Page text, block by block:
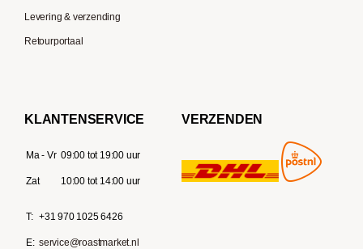
Levering & verzending
Retourportaal
KLANTENSERVICE
Ma - Vr 09:00 tot 19:00 uur
Zat 10:00 tot 14:00 uur
T: +31 970 1025 6426
E: service@roastmarket.nl
VERZENDEN